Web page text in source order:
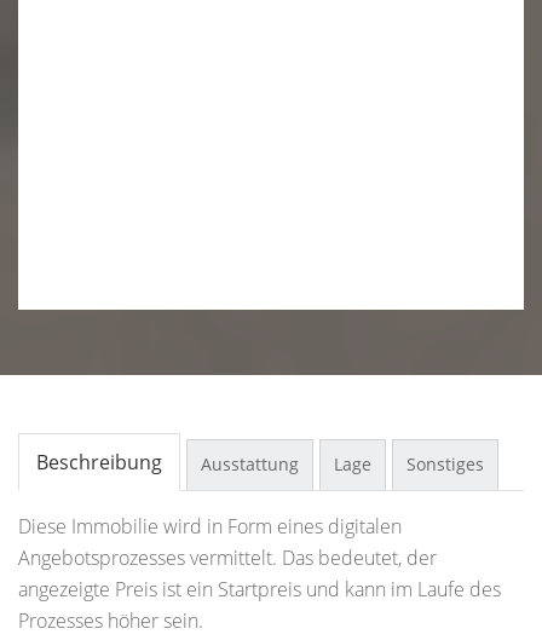
Beschreibung Ausstattung Lage Sonstiges
Diese Immobilie wird in Form eines digitalen
Angebotsprozesses vermittelt. Das bedeutet, der
angezeigte Preis ist ein Startpreis und kann im Laufe des
Prozesses höher sein.